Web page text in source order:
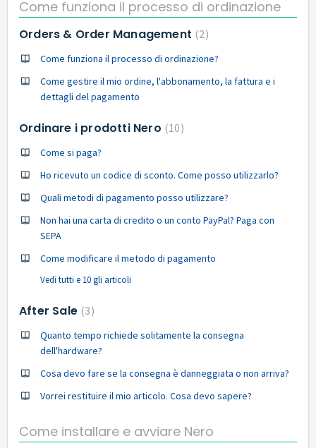
Come funziona il processo di ordinazione
Orders & Order Management 2
Come funziona il processo di ordinazione?
Come gestire il mio ordine, l'abbonamento, la fattura e i
dettagli del pagamento
Ordinare i prodotti Nero 10
Come si paga?
Ho ricevuto un codice di sconto. Come posso utilizzarlo?
Quali metodi di pagamento posso utilizzare?
Non hai una carta di credito o un conto PayPal? Paga con
SEPA
Come modificare il metodo di pagamento
Vedi tutti e 10 gli articoli
After Sale 3
Quanto tempo richiede solitamente la consegna
dell'hardware?
Cosa devo fare se la consegna è danneggiata o non arriva?
Vorrei restituire il mio articolo. Cosa devo sapere?
Come installare e avviare Nero